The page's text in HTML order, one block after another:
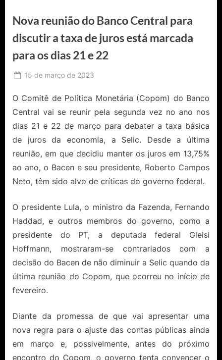
Nova reunião do Banco Central para
discutir a taxa de juros está marcada
para os dias 21 e 22
Posted
15 de março de 2023
Catureba
O Comitê de Política Monetária (Copom) do Banco
Central vai se reunir pela segunda vez no ano nos
dias 21 e 22 de março para debater a taxa básica
de juros da economia, a Selic. Desde a última
reunião, em que decidiu manter os juros em 13,75%
ao ano, o Bacen e seu presidente, Roberto Campos
Neto, têm sido alvo de críticas do governo federal.
O presidente Lula, o ministro da Fazenda, Fernando
Haddad, e outros membros do governo, como a
presidente do PT, a deputada federal Gleisi
Hoffmann, mostraram-se contrariados com a
decisão do Bacen de não diminuir a Selic quando da
última reunião do Copom, que ocorreu no início de
fevereiro.
Diante da promessa de que vai apresentar uma
nova regra para o ajuste das contas públicas ainda
em março e, possivelmente, antes do próximo
encontro do Copom, o governo tenta convencer o